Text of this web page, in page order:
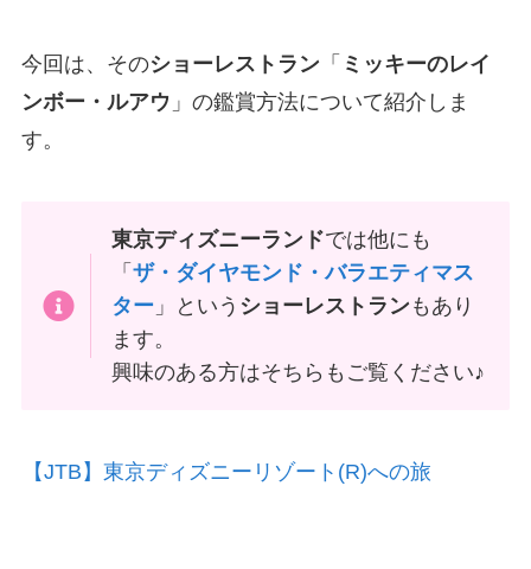
今回は、そのショーレストラン「 ミッキーのレイ
ンボー・ルアウ 」の鑑賞方法について紹介しま
す。
東京ディズニーランドでは他にも
「ザ・ダイヤモンド・バラエティマス
ター 」という ショーレストランもあり
ます。
興味のある方はそちらもご覧ください♪
【JTB】東京ディズニーリゾート(R)への旅